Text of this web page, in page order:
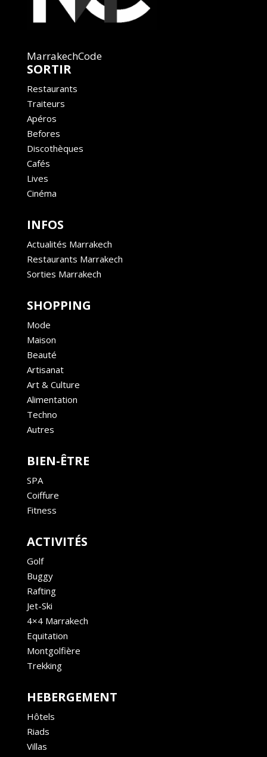
MarrakechCode
SORTIR
Restaurants
Traiteurs
Apéros
Befores
Discothèques
Cafés
Lives
Cinéma
INFOS
Actualités Marrakech
Restaurants Marrakech
Sorties Marrakech
SHOPPING
Mode
Maison
Beauté
Artisanat
Art & Culture
Alimentation
Techno
Autres
BIEN-ÊTRE
SPA
Coiffure
Fitness
ACTIVITÉS
Golf
Buggy
Rafting
Jet-Ski
4×4 Marrakech
Equitation
Montgolfière
Trekking
HEBERGEMENT
Hôtels
Riads
Villas